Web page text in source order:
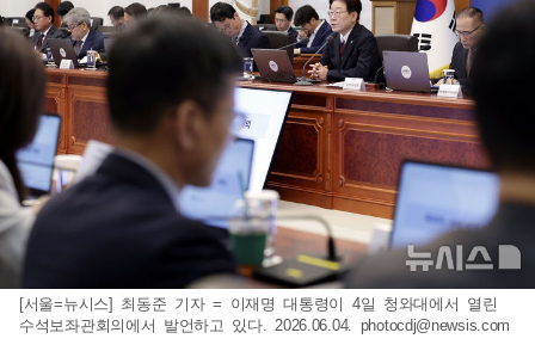
[서울=뉴시스] 최동준 기자 = 이재명 대통령이 4일 청와대에서 열린
수석보좌관회의에서 발언하고 있다. 2026.06.04. photocdj@newsis.com